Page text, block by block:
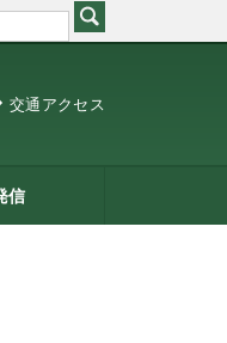
交通アクセス
信